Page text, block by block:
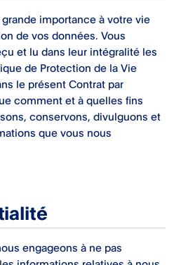
importance à votre vie
de vos données. Vous
et lu dans leur intégralité les
de Protection de la Vie
le présent Contrat par
comment et à quelles fins
conservons, divulguons et
que vous nous
engageons à ne pas